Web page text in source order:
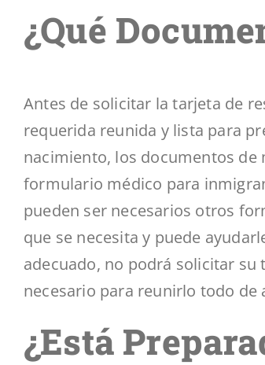
¿Qué
Antes de solicitar la tarjeta de
requerida reunida y lista para
nacimiento, los documentos
formulario médico para
pueden ser necesarios otros
que se necesita y puede
adecuado, no podrá solicitar su
necesario para reunirlo todo de
¿Está